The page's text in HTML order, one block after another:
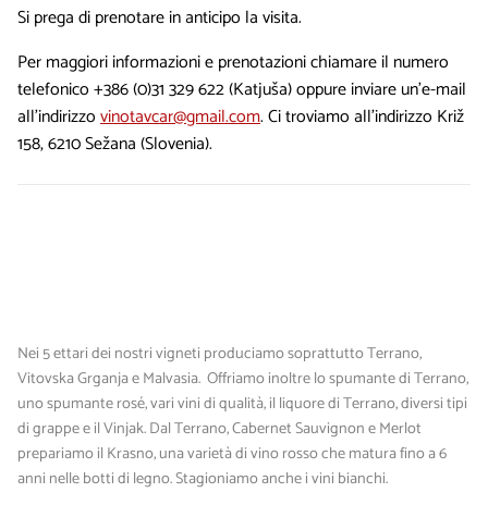
Si prega di prenotare in anticipo la visita.
Per maggiori informazioni e prenotazioni chiamare il numero
telefonico +386 (0)31 329 622 (Katjuša) oppure inviare un’e-mail
all’indirizzovinotavcar@gmail.com. Ci troviamo all’indirizzo Križ
158, 6210 Sežana (Slovenia).
Nei 5 ettari dei nostri vigneti produciamo soprattutto Terrano,
Vitovska Grganja e Malvasia. Offriamo inoltre lo spumante di Terrano,
uno spumante rosé, vari vini di qualità, il liquore di Terrano, diversi tipi
di grappe e il Vinjak. Dal Terrano, Cabernet Sauvignon e Merlot
prepariamo il Krasno, una varietà di vino rosso che matura fino a 6
anni nelle botti di legno. Stagioniamo anche i vini bianchi.